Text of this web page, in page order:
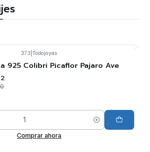
373 Todojoyas
925 Colibri Picaflor Pajaro Ave
Comprar ahora